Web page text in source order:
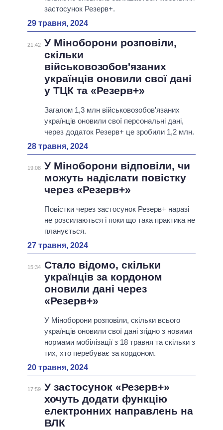
застосунок Резерв+.
29 травня, 2024
21:42 У Міноборони розповіли,
скільки
військовозобов'язаних
українців оновили свої дані
у ТЦК та «Резерв+»
Загалом 1,3 млн військовозобов'язаних
українців оновили свої персональні дані,
через додаток Резерв+ це зробили 1,2 млн.
28 травня, 2024
19:08 У Міноборони відповіли, чи
можуть надіслати повістку
через «Резерв+»
Повістки через застосунок Резерв+ наразі
не розсилаються і поки що така практика не
планується.
27 травня, 2024
15:34 Стало відомо, скільки
українців за кордоном
оновили дані через
«Резерв+»
У Міноборони розповіли, скільки всього
українців оновили свої дані згідно з новими
нормами мобілізації з 18 травня та скільки з
тих, хто перебуває за кордоном.
20 травня, 2024
17:59 У застосунок «Резерв+»
хочуть додати функцію
електронних направлень на
ВЛК